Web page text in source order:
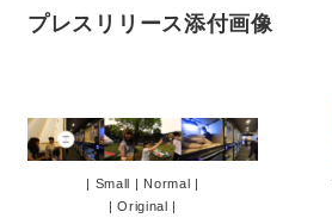
プレスリリース添付画像
| Small | Normal |
|Original |